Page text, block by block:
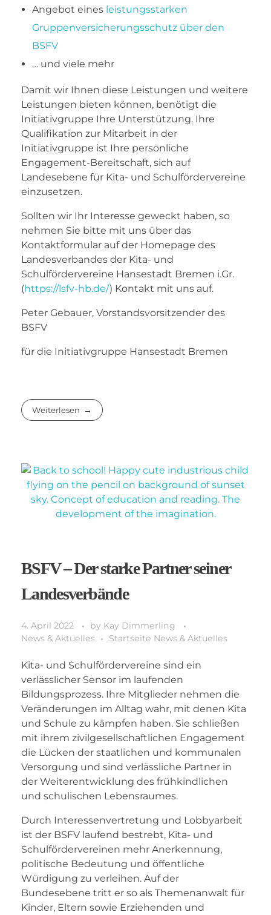
Angebot eines leistungsstarken
Gruppenversicherungsschutz über den
BSFV
… und viele mehr
Damit wir Ihnen diese Leistungen und weitere
Leistungen bieten können, benötigt die
Initiativgruppe Ihre Unterstützung. Ihre
Qualifikation zur Mitarbeit in der
Initiativgruppe ist Ihre persönliche
Engagement-Bereitschaft, sich auf
Landesebene für Kita- und Schulfördervereine
einzusetzen.
Sollten wir Ihr Interesse geweckt haben, so
nehmen Sie bitte mit uns über das
Kontaktformular auf der Homepage des
Landesverbandes der Kita- und
Schulfördervereine Hansestadt Bremen i.Gr.
(https://lsfv-hb.de/) Kontakt mit uns auf.
Peter Gebauer, Vorstandsvorsitzender des
BSFV
für die Initiativgruppe Hansestadt Bremen
Weiterlesen
BSFV – Der starke Partner seiner
Landesverbände
4. April 2022 by Kay Dimmerling
News & Aktuelles
Startseite News & Aktuelles
Kita- und Schulfördervereine sind ein
verlässlicher Sensor im laufenden
Bildungsprozess. Ihre Mitglieder nehmen die
Veränderungen im Alltag wahr, mit denen Kita
und Schule zu kämpfen haben. Sie schließen
mit ihrem zivilgesellschaftlichen Engagement
die Lücken der staatlichen und kommunalen
Versorgung und sind verlässliche Partner in
der Weiterentwicklung des frühkindlichen
und schulischen Lebensraumes.
Durch Interessenvertretung und Lobbyarbeit
ist der BSFV laufend bestrebt, Kita- und
Schulfördervereinen mehr Anerkennung,
politische Bedeutung und öffentliche
Würdigung zu verleihen. Auf der
Bundesebene tritt er so als Themenanwalt für
Kinder, Eltern sowie Erziehenden und